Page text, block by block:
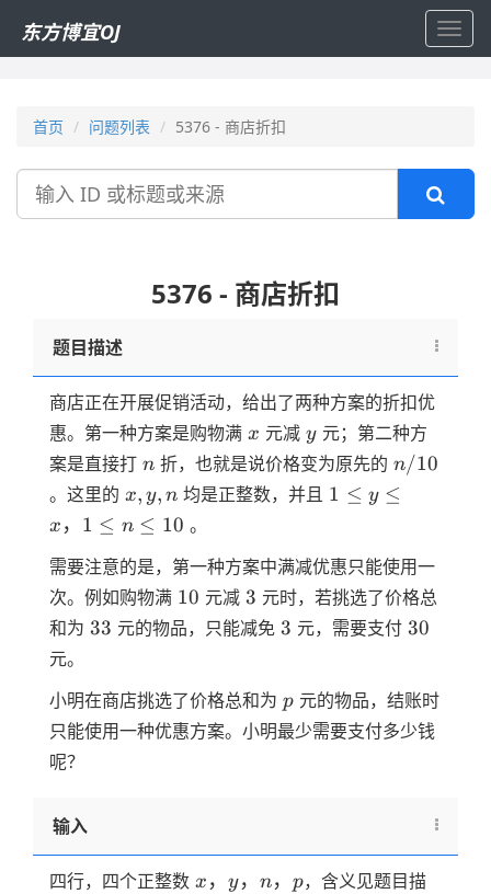
东方博宜OJ
首页 问题列表 5376 - 商店折扣
搜
5376 - 商店折扣
题目描述
商店正在开展促销活动，给出了两种方案的折扣优
惠。第一种方案是购物满 x
x 元减 y
y元；第二种方
案是直接打 n
n 折，也就是说价格变为原先的 n/10
n/10
。这里的 x,y,n
x, y, n 均是正整数，并且 1
\le
x，
1
\le
\le
10
1 ≤ y ≤
x ， 1 ≤ n ≤ 10 。
需要注意的是，第一种方案中满减优惠只能使用一
次。例如购物满 10
10 元减 3
3 元时，若挑选了价格总
和为 33
33 元的物品，只能减免 3
3 元，需要支付 30
30
元。
小明在商店挑选了价格总和为 p
p 元的物品，结账时
只能使用一种优惠方案。小明最少需要支付多少钱
呢？
输入
四行，四个正整数 x，
x ， y， n， p，含义见题目描